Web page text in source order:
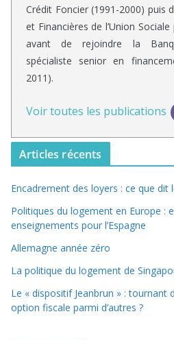
Crédit Foncier (1991-2000) puis
et Financières de l’Union
avant de rejoindre la
spécialiste senior en
2011).
Voir toutes les publications
Articles récents
Encadrement des loyers : ce que dit
Politiques du logement en Europe :
enseignements pour l’Espagne
Allemagne année zéro
La politique du logement de
Le « dispositif Jeanbrun » : tournant
option fiscale parmi d’autres ?